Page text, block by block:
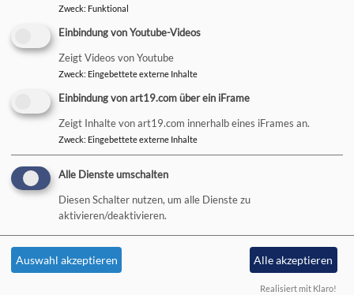
Startseite Aggregator Sources
Sources
Hauptnavigation
Aktuelles
Wer macht was?
Kirchengemeinden, Pfarreien
Kirchliche Einrichtungen
Datenschutzerklärung
Barrierefreiheitserklärung
Zweck: Funktional
Einbindung von Youtube-Videos
Zeigt Videos von Youtube
Zweck: Eingebettete externe Inhalte
Einbindung von art19.com über ein iFrame
Zeigt Inhalte von art19.com innerhalb eines iFrames an.
Zweck: Eingebettete externe Inhalte
Alle Dienste umschalten
Diesen Schalter nutzen, um alle Dienste zu
aktivieren/deaktivieren.
Auswahl akzeptieren Alle akzeptieren
Realisiert mit Klaro!